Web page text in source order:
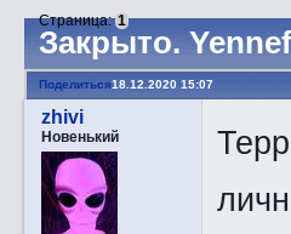
Закрытo.
Страница:1
Поделиться18.12.2020 15:07
zhivi
Новенький